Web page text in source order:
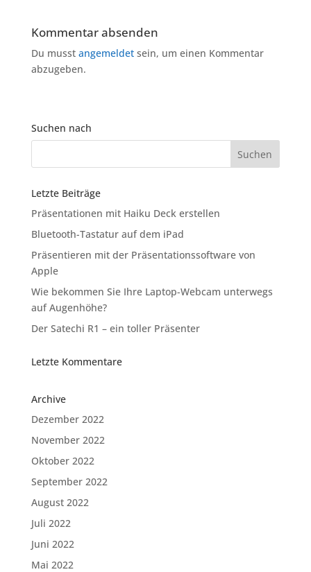
Kommentar absenden
Du musst angemeldetsein, um einen Kommentar
abzugeben.
Suchen nach
Letzte Beiträge
Präsentationen mit Haiku Deck erstellen
Bluetooth-Tastatur auf dem iPad
Präsentieren mit der Präsentationssoftware von
Apple
Wie bekommen Sie Ihre Laptop-Webcam unterwegs
auf Augenhöhe?
Der Satechi R1 – ein toller Präsenter
Letzte Kommentare
Archive
Dezember 2022
November 2022
Oktober 2022
September 2022
August 2022
Juli 2022
Juni 2022
Mai 2022